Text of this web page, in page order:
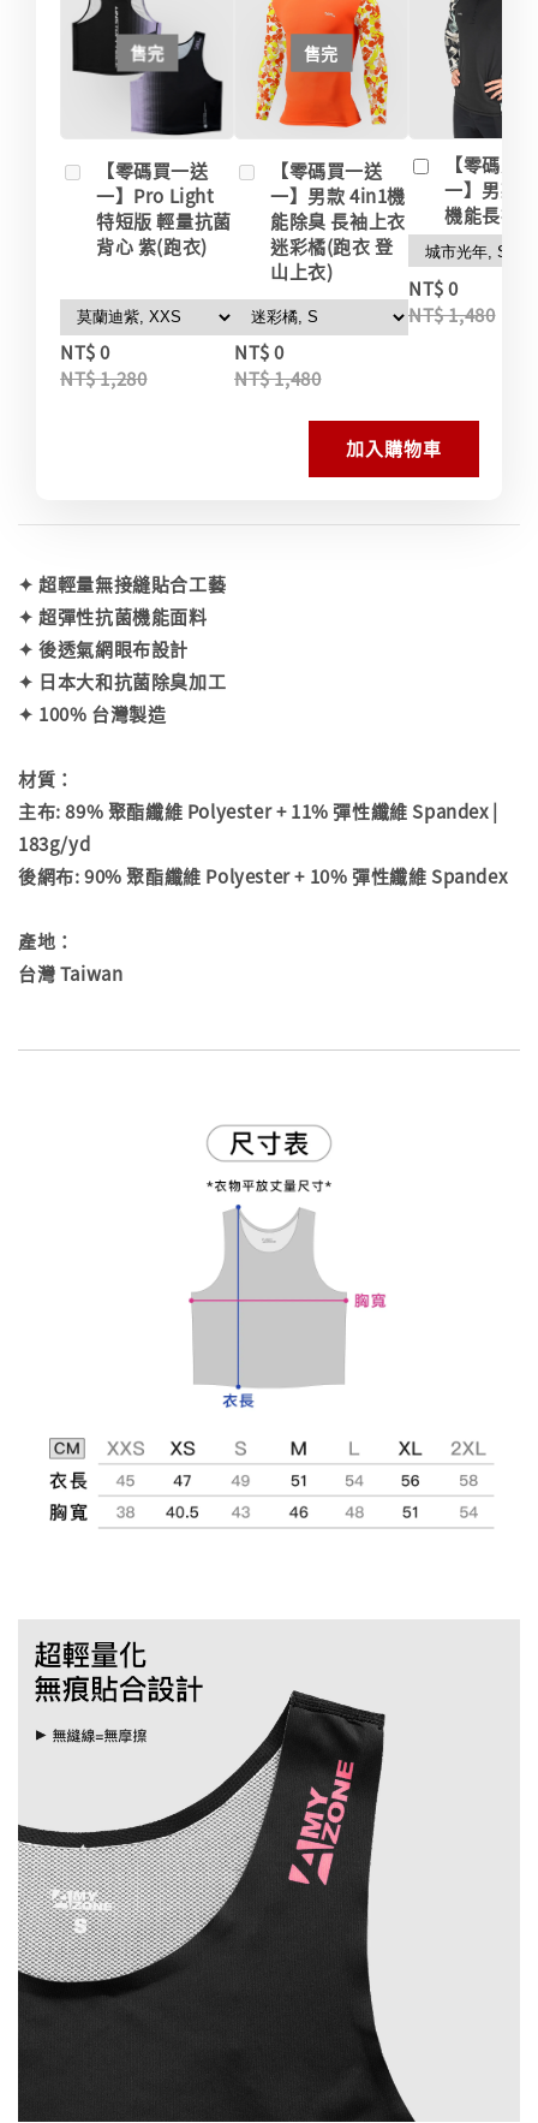
售完
【零碼買一送
一】Pro Light
特短版 輕量抗菌
背心 紫(跑衣)
NT$ 0
NT$ 1,280
售完
【零碼買一送
一】男款 4in1機
能除臭 長袖上衣
迷彩橘(跑衣 登
山上衣)
NT$ 0
NT$ 1,480
【零碼買
一】男款
機能長袖
NT$ 0
NT$ 1,480
加入購物車
✦ 超輕量無接縫貼合工藝
✦ 超彈性抗菌機能面料
✦ 後透氣網眼布設計
✦ 日本大和抗菌除臭加工
✦ 100% 台灣製造
材質：
主布: 89% 聚酯纖維 Polyester + 11% 彈性纖維 Spandex |
183g/yd
後網布: 90% 聚酯纖維 Polyester + 10% 彈性纖維 Spandex
產地：
台灣 Taiwan